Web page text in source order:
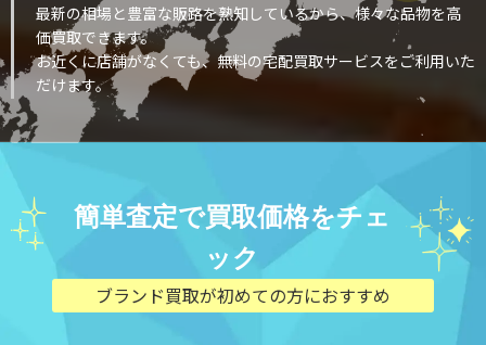
最新の相場と豊富な販路を熟知しているから、様々な品物を高
価買取できます。
お近くに店舗がなくても、無料の宅配買取サービスをご利用いた
だけます。
簡単査定で買取価格をチェ
ック
ブランド買取が初めての方におすすめ